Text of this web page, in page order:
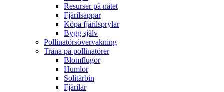
Resurser på nätet
Fjärilsappar
Köpa fjärilsprylar
Bygg själv
Pollinatörsövervakning
Träna på pollinatörer
Blomflugor
Humlor
Solitärbin
Fjärilar